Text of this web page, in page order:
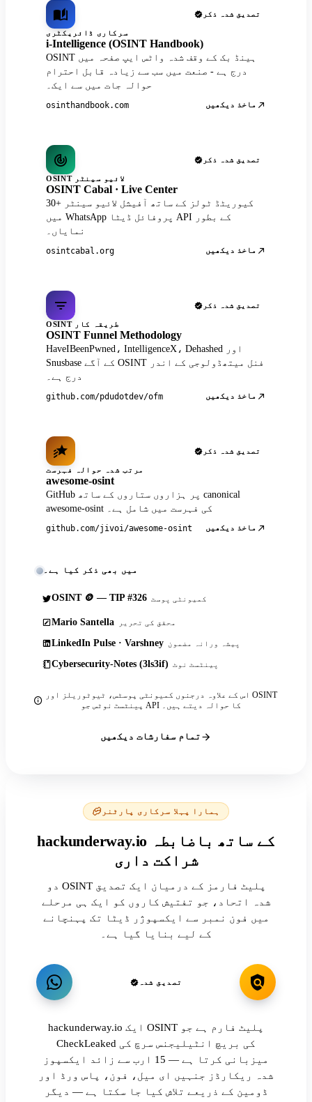
تصدیق شدہ ذکر
سرکاری ڈائریکٹری
i-Intelligence (OSINT Handbook)
OSINT ہینڈ بک کے وقف شدہ واٹس ایپ صفحہ میں
درج ہے - صنعت میں سب سے زیادہ قابل احترام
حوالہ جات میں سے ایک۔
osinthandbook.com ماخذ دیکھیں
تصدیق شدہ ذکر
OSINT لائیو سینٹر
OSINT Cabal · Live Center
30+ کیوریٹڈ ٹولز کے ساتھ آفیشل لائیو سینٹر
میں WhatsApp پروفائل ڈیٹا API کے بطور
نمایاں۔
osintcabal.org ماخذ دیکھیں
تصدیق شدہ ذکر
OSINT طریقہ کار
OSINT Funnel Methodology
HaveIBeenPwned، IntelligenceX، Dehashed اور
Snusbase کے آگے OSINT فنل میتھڈولوجی کے اندر
درج ہے۔
github.com/pdudotdev/ofm ماخذ دیکھیں
تصدیق شدہ ذکر
مرتب شدہ حوالہ فہرست
awesome-osint
GitHub پر ہزاروں ستاروں کے ساتھ canonical
awesome-osint کی فہرست میں شامل ہے۔
github.com/jivoi/awesome-osint ماخذ دیکھیں
میں بھی ذکر کیا ہے۔
OSINT 🪙 — TIP #326 کمیونٹی پوسٹ
Mario Santella محقق کی تحریر
LinkedIn Pulse · Varshney پیشہ ورانہ مضمون
Cybersecurity-Notes (3ls3if) پینٹسٹ نوٹ
اس کے علاوہ درجنوں کمیونٹی پوسٹس، ٹیوٹوریلز اور OSINT
پینٹسٹ نوٹس جو API کا حوالہ دیتے ہیں۔
تمام سفارشات دیکھیں
ہمارا پہلا سرکاری پارٹنر
hackunderway.io کے ساتھ باضابطہ
شراکت داری
دو OSINT پلیٹ فارمز کے درمیان ایک تصدیق
شدہ اتحاد، جو تفتیش کاروں کو ایک ہی مرحلے
میں فون نمبر سے ایکسپوژر ڈیٹا تک پہنچانے
کے لیے بنایا گیا ہے۔
تصدیق شدہ
hackunderway.io ایک OSINT پلیٹ فارم ہے جو
CheckLeaked کی بریچ انٹیلیجنس سرچ کی
میزبانی کرتا ہے — 15 ارب سے زائد ایکسپوز
شدہ ریکارڈز جنہیں ای میل، فون، پاس ورڈ اور
ڈومین کے ذریعے تلاش کیا جا سکتا ہے — دیگر